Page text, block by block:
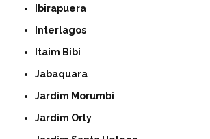
Ibirapuera
Interlagos
Itaim Bibi
Jabaquara
Jardim Morumbi
Jardim Orly